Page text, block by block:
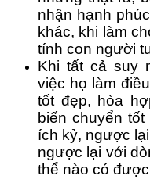
nhận hạnh
khác, khi làm
tính con người
Khi tất cả suy
việc họ làm
tốt đẹp, hòa
biến chuyển
ích kỷ, ngược
ngược lại với
thể nào có